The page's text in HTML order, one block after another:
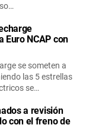
Euro NCAP con
se someten a
las 5 estrellas
se…
a revisión
con el freno de